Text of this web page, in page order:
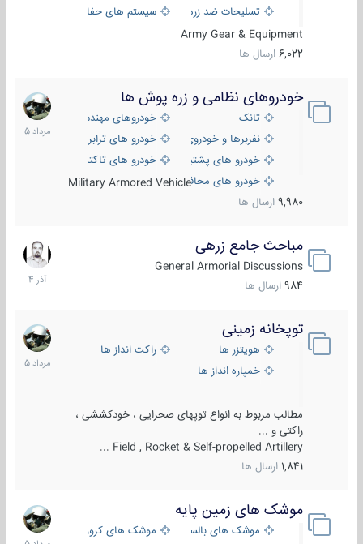
تسلیحات ضد زره
سیستم های حفاظت فعال
Army Gear & Equipment
6,022 ارسال ها
خودروهای نظامی و زره پوش ها
تانک
خودروهای مهندسی
نفربرها و خودروی های رزمی پیاده نظام
خودرو های ترابری نظامی
خودرو های پشتیبانی آتش ، شناسایی و ضد تانک
خودرو های تاکتیکی نظامی
خودرو های محافظت شدهMilitary Armored Vehicle
9,980 ارسال ها
2
مرداد
1405
مباحث جامع زرهی
General Armorial Discussions
984 ارسال ها
7
آذر
1404
توپخانه زمینی
هویتزر ها
راکت انداز ها
خمپاره انداز ها
مطالب مربوط به انواع توپهای صحرایی ، خودکششی ،
راکتی و ...
Field , Rocket & Self-propelled Artillery ...
1,841 ارسال ها
9
مرداد
1405
موشک های زمین پایه
موشک های بالستیک موشک های کروز
2
مرداد